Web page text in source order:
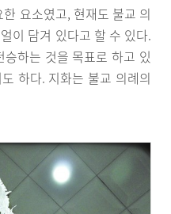
요소였고, 현재도 불교 의
이 담겨 있다고 할 수 있다.
하는 것을 목표로 하고 있
하다. 지화는 불교 의례의